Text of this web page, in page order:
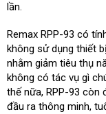
lần.
Remax RPP-93 có
không sử dụng thiết
nhằm giảm tiêu thụ
không có tác vụ gì
thế nữa, RPP-93
đầu ra thông minh,